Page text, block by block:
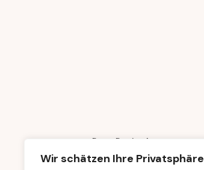
Wir schätzen Ihre Privatsphäre
Prev Project